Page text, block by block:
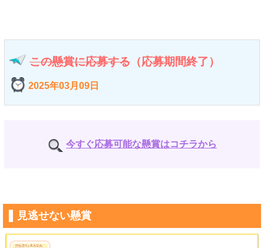
この懸賞に応募する （応募期間終了）
2025年03月09日
今すぐ応募可能な懸賞はコチラから
見逃せない懸賞